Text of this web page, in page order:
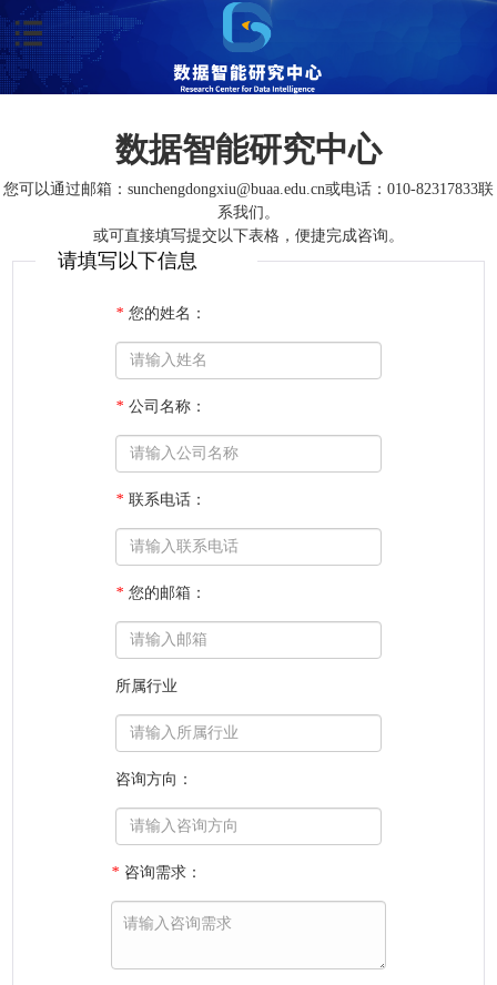
数据智能研究中心
您可以通过邮箱：sunchengdongxiu@buaa.edu.cn或电话：010-82317833联
系我们。
或可直接填写提交以下表格，便捷完成咨询。
请填写以下信息
* 您的姓名：
* 公司名称：
* 联系电话：
* 您的邮箱：
所属行业
咨询方向：
* 咨询需求：